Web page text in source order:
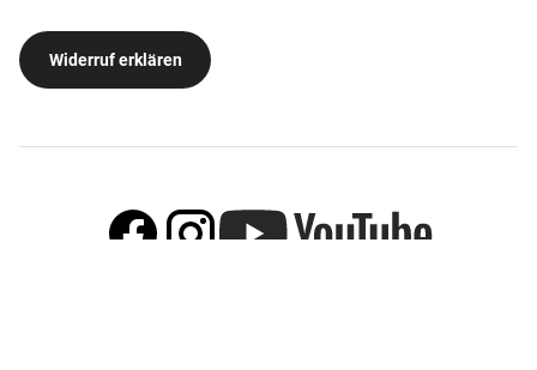
Widerruf erklären